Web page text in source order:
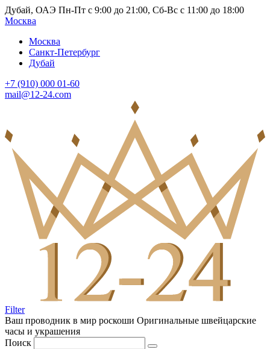
Дубай, ОАЭ Пн-Пт с 9:00 до 21:00, Сб-Вс с 11:00 до 18:00
Москва
Москва
Санкт-Петербург
Дубай
+7 (910) 000 01-60
mail@12-24.com
Filter
Ваш проводник в мир роскоши Оригинальные швейцарские
часы и украшения
Поиск